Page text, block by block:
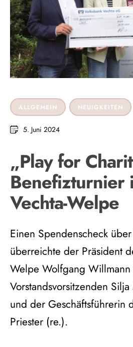
ALLGEMEIN NEUIGKEITEN
5. Juni 2024
„Play for
Benefizturnier
Vechta-Welpe
Einen Spendenscheck
überreichte der Präsident
Welpe Wolfgang
Vorstandsvorsitzenden
und der Geschäftsführerin
Priester (re.).